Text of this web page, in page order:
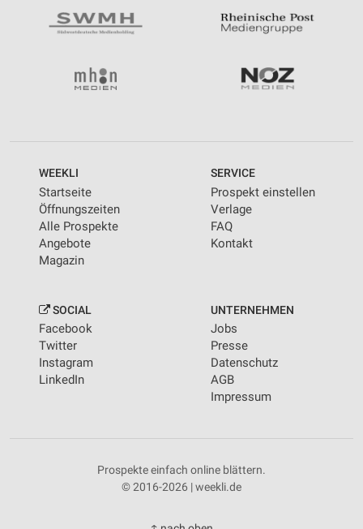
WEEKLI
Startseite
Öffnungszeiten
Alle Prospekte
Angebote
Magazin
SERVICE
Prospekt einstellen
Verlage
FAQ
Kontakt
SOCIAL
Facebook
Twitter
Instagram
LinkedIn
UNTERNEHMEN
Jobs
Presse
Datenschutz
AGB
Impressum
Prospekte einfach online blättern.
© 2016-2026 | weekli.de